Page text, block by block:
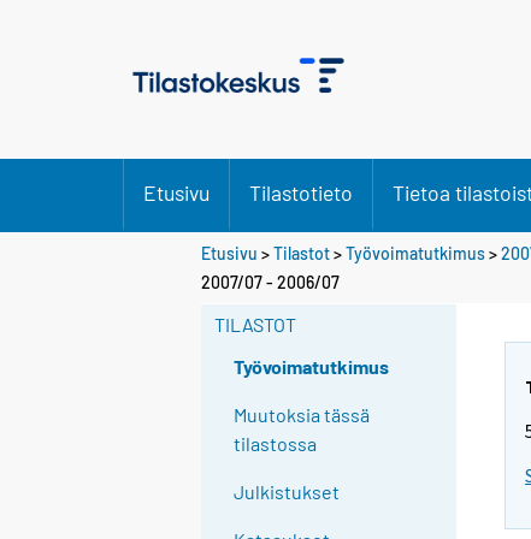
Etusivu Tilastotieto Tietoa
Etusivu >Tilastot>Työvoimatutkimus>
2007/07 - 2006/07
TILASTOT
Työvoimatutkimus
Muutoksia tässä
tilastossa
Julkistukset